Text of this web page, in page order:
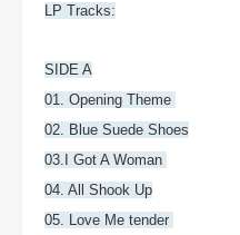
LP Tracks:
SIDE A
01. Opening Theme
02. Blue Suede Shoes
03.I Got A Woman
04. All Shook Up
05. Love Me tender